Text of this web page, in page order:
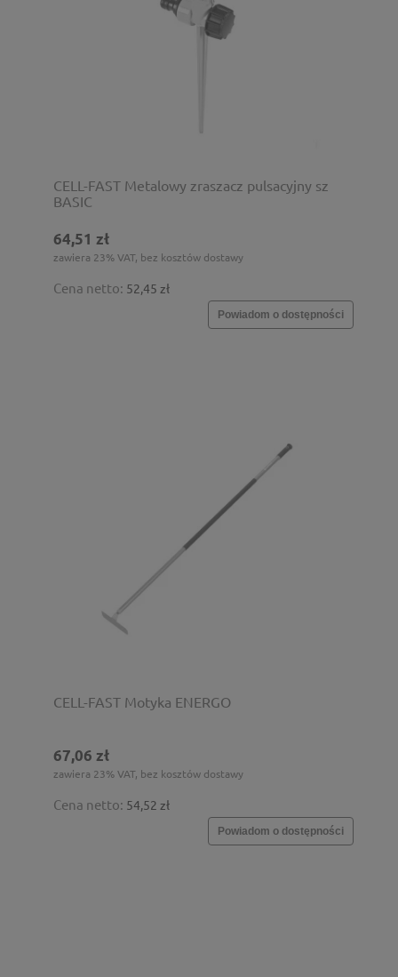
CELL-FAST Metalowy zraszacz pulsacyjny sz
BASIC
64,51 zł
zawiera 23% VAT, bez kosztów dostawy
Cena netto: 52,45 zł
Powiadom o dostępności
CELL-FAST Motyka ENERGO
67,06 zł
zawiera 23% VAT, bez kosztów dostawy
Cena netto: 54,52 zł
Powiadom o dostępności